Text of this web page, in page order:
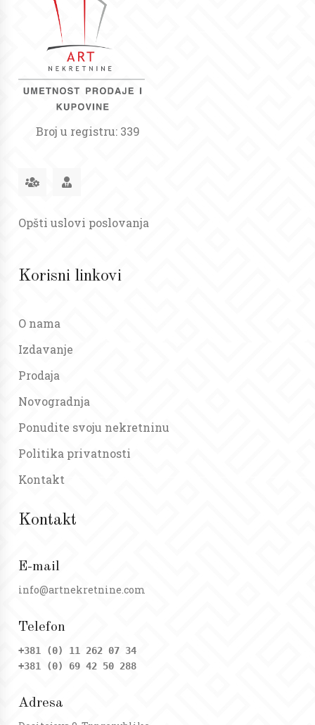
Broj u registru: 339
Opšti uslovi poslovanja
Korisni linkovi
O nama
Izdavanje
Prodaja
Novogradnja
Ponudite svoju nekretninu
Politika privatnosti
Kontakt
Kontakt
E-mail
info@artnekretnine.com
Telefon
+381 (0) 11 262 07 34
+381 (0) 69 42 50 288
Adresa